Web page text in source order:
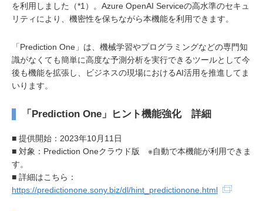
を利用しました（*1）。Azure OpenAI Serviceの高水準のセキュ
リティにより、機密性を保ちながら本機能を利用できます。
「Prediction One」は、機械学習やプログラミングなどの専門知
識がなくても簡単に高度な予測分析を実行できるツールとして今
後も機能を拡張し、ビジネスの現場におけるAI活用を推進してま
いります。
「Prediction One」ヒント機能強化 詳細
■ 提供開始：2023年10月11日
■ 対象：Prediction Oneクラウド版 ※自動で本機能が利用できま
す。
■ 詳細はこちら：
https://predictionone.sony.biz/dl/hint_predictionone.html